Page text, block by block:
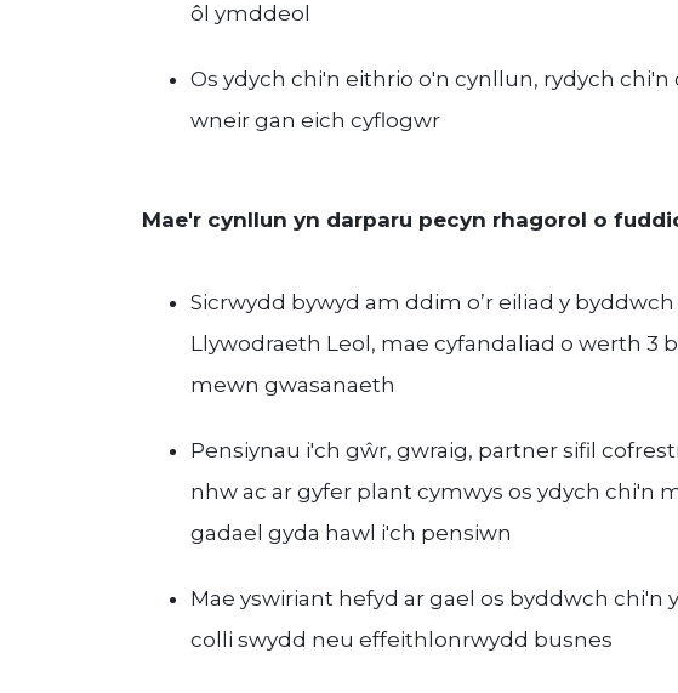
ôl ymddeol
Os ydych chi'n eithrio o'n cynllun, rydych
wneir gan eich cyflogwr
Mae'r cynllun yn darparu pecyn rhagorol o
Sicrwydd bywyd am ddim o’r eiliad y
Llywodraeth Leol, mae cyfandaliad o werth 3
mewn gwasanaeth
Pensiynau i'ch gŵr, gwraig, partner sifil
nhw ac ar gyfer plant cymwys os ydych chi'n
gadael gyda hawl i'ch pensiwn
Mae yswiriant hefyd ar gael os byddwch
colli swydd neu effeithlonrwydd busnes